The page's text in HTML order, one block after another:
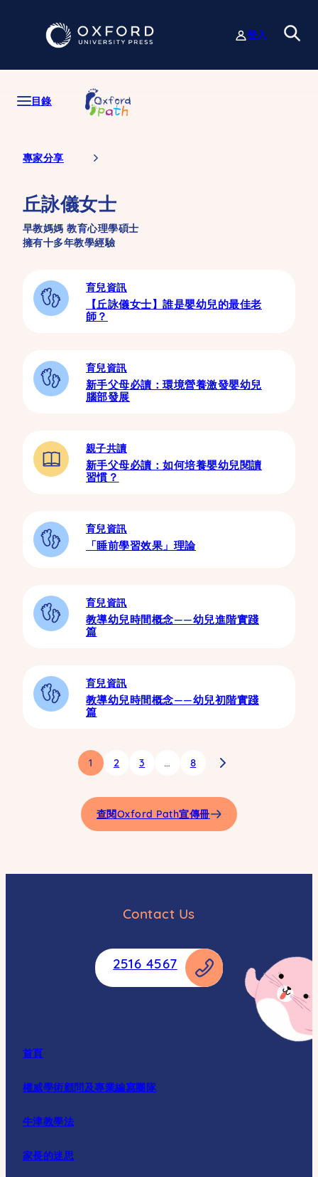
內
登入
目錄
專家分享
丘詠儀女士
早教媽媽 教育心理學碩士
擁有十多年教學經驗
育兒資訊
【丘詠儀女士】誰是嬰幼兒的最佳老
師？
育兒資訊
新手父母必讀：環境營養激發嬰幼兒
腦部發展
親子共讀
新手父母必讀：如何培養嬰幼兒閱讀
習慣？
育兒資訊
「睡前學習效果」理論
育兒資訊
教導幼兒時間概念——幼兒進階實踐
篇
育兒資訊
教導幼兒時間概念——幼兒初階實踐
篇
1 2 3 … 8
查閱Oxford Path宣傳冊
Contact Us
2516 4567
首頁
權威學術顧問及專業編寫團隊
牛津教學法
家長的迷思